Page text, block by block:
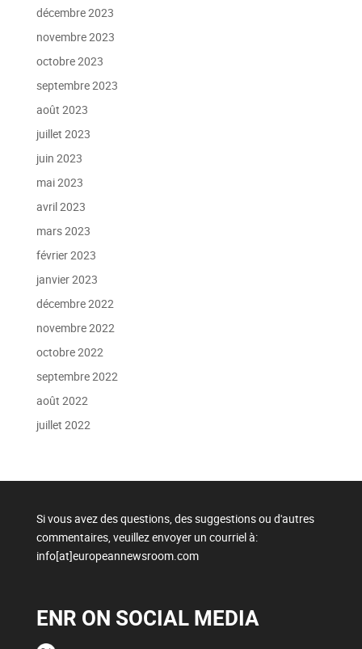
décembre 2023
novembre 2023
octobre 2023
septembre 2023
août 2023
juillet 2023
juin 2023
mai 2023
avril 2023
mars 2023
février 2023
janvier 2023
décembre 2022
novembre 2022
octobre 2022
septembre 2022
août 2022
juillet 2022
Si vous avez des questions, des suggestions ou d'autres
commentaires, veuillez envoyer un courriel à:
info[at]europeannewsroom.com
ENR ON SOCIAL MEDIA